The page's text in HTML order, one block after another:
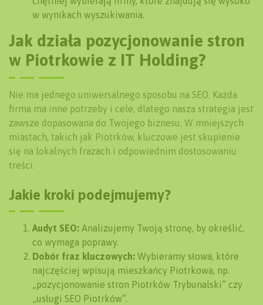
w wynikach wyszukiwania.
Jak działa pozycjonowanie stron
w Piotrkowie z IT Holding?
Nie ma jednego uniwersalnego sposobu na SEO. Każda
firma ma inne potrzeby i cele, dlatego nasza strategia jest
zawsze dopasowana do Twojego biznesu. W mniejszych
miastach, takich jak Piotrków, kluczowe jest skupienie
się na lokalnych frazach i odpowiednim dostosowaniu
treści.
Jakie kroki podejmujemy?
Audyt SEO: Analizujemy Twoją stronę, by określić,
co wymaga poprawy.
Dobór fraz kluczowych: Wybieramy słowa, które
najczęściej wpisują mieszkańcy Piotrkowa, np.
„pozycjonowanie stron Piotrków Trybunalski” czy
„usługi SEO Piotrków”.